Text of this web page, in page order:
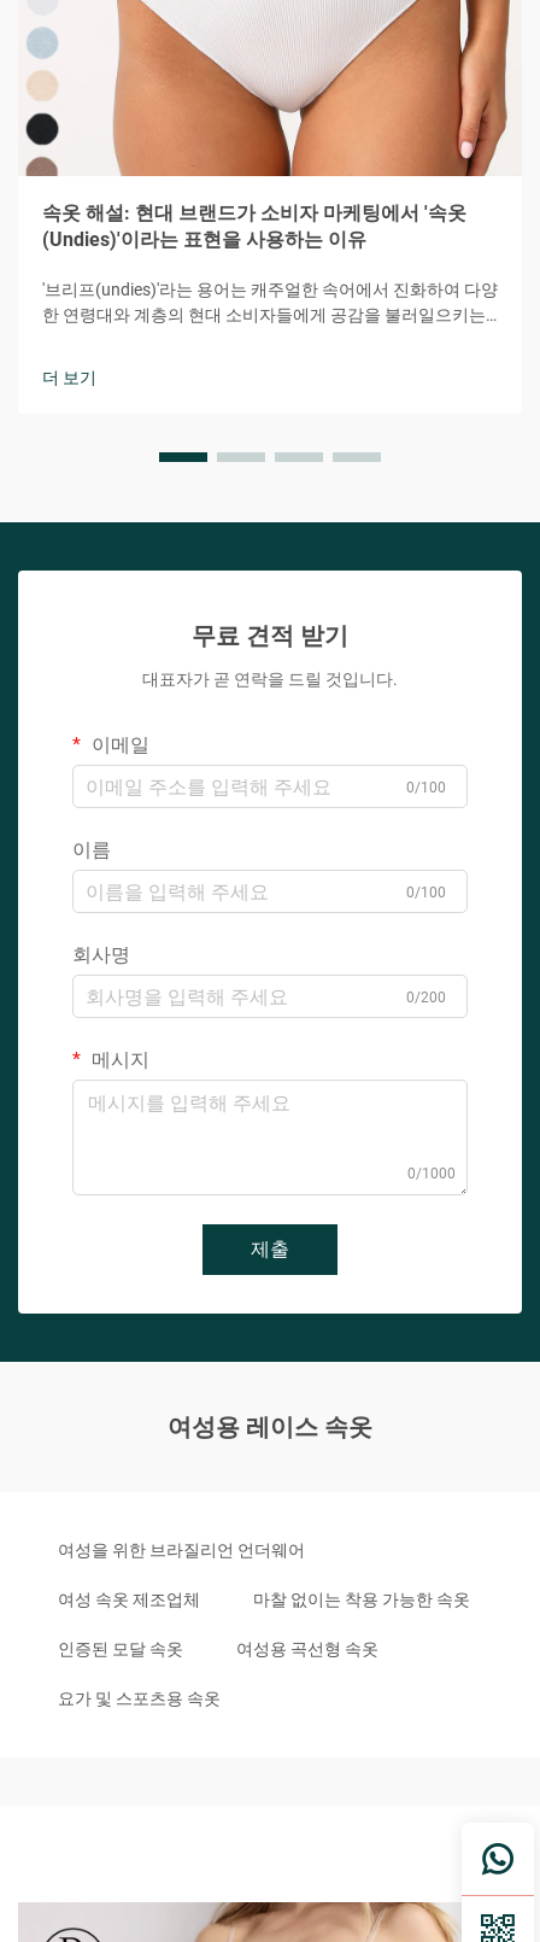
속옷 해설: 현대 브랜드가 소비자 마케팅에서 '속옷
(Undies)'이라는 표현을 사용하는 이유
'브리프(undies)'라는 용어는 캐주얼한 속어에서 진화하여 다양
한 연령대와 계층의 현대 소비자들에게 공감을 불러일으키는
과적으로 전달합니다.
더 보기
무료 견적 받기
대표자가 곧 연락을 드릴 것입니다.
이메일
0/100
이름
0/100
회사명
0/200
메시지
0/1000
제출
여성용 레이스 속옷
여성을 위한 브라질리언 언더웨어
여성 속옷 제조업체 마찰 없이는 착용 가능한 속옷
인증된 모달 속옷 여성용 곡선형 속옷
요가 및 스포츠용 속옷